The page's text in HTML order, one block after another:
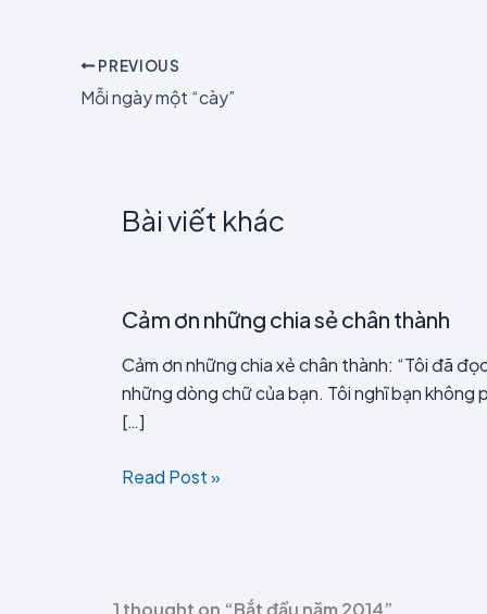
PREVIOUS
Mỗi ngày một “cày”
Bài viết khác
Cảm ơn những chia sẻ chân thành
Cảm ơn những chia xẻ chân thành: “Tôi đã
những dòng chữ của bạn. Tôi nghĩ bạn không
[…]
Read Post »
1 thought on “Bắt đầu năm 2014”